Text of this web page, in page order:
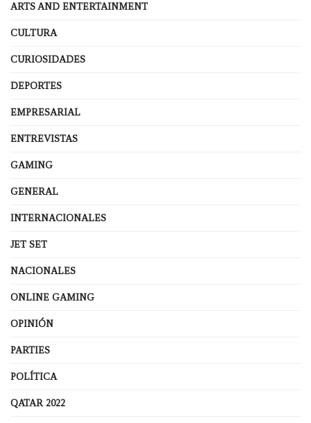
ARTS AND ENTERTAINMENT
CULTURA
CURIOSIDADES
DEPORTES
EMPRESARIAL
ENTREVISTAS
GAMING
GENERAL
INTERNACIONALES
JET SET
NACIONALES
ONLINE GAMING
OPINIÓN
PARTIES
POLÍTICA
QATAR 2022